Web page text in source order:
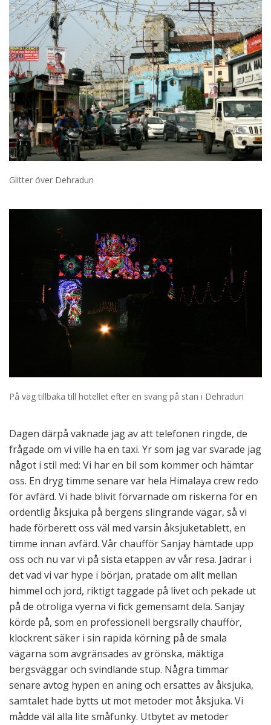
Glitter över Dehradun
På väg tillbaka till hotellet efter en sväng på stan i Dehradun
Dagen därpå vaknade jag av att telefonen ringde, de
frågade om vi ville ha en taxi. Yr som jag var svarade jag
något i stil med: Vi har en bil som kommer och hämtar
oss. En dryg timme senare var hela Himalaya crew redo
för avfärd. Vi hade blivit förvarnade om riskerna för en
ordentlig åksjuka på bergens slingrande vägar, så vi
hade förberett oss väl med varsin åksjuketablett, en
timme innan avfärd. Vår chaufför Sanjay hämtade upp
oss och nu var vi på sista etappen av vår resa. Jädrar i
det vad vi var hype i början, pratade om allt mellan
himmel och jord, riktigt taggade på livet och pekade ut
på de otroliga vyerna vi fick gemensamt dela. Sanjay
körde på, som en professionell bergsrally chaufför,
klockrent säker i sin rapida körning på de smala
vägarna som avgränsades av grönska, mäktiga
bergsväggar och svindlande stup. Några timmar
senare avtog hypen en aning och ersattes av åksjuka,
samtalet hade bytts ut mot metoder mot åksjuka. Vi
mådde väl alla lite småfunky. Utbytet av metoder